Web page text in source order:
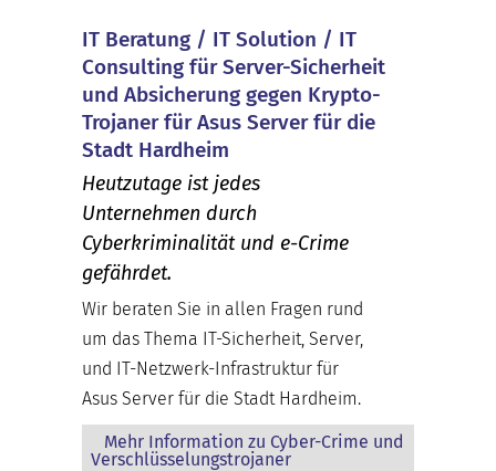
IT Beratung / IT Solution / IT
Consulting für Server-Sicherheit
und Absicherung gegen Krypto-
Trojaner für Asus Server für die
Stadt Hardheim
Heutzutage ist jedes
Unternehmen durch
Cyberkriminalität und e-Crime
gefährdet.
Wir beraten Sie in allen Fragen rund
um das Thema IT-Sicherheit, Server,
und IT-Netzwerk-Infrastruktur für
Asus Server für die Stadt Hardheim.
Mehr Information zu Cyber-Crime und
Verschlüsselungstrojaner